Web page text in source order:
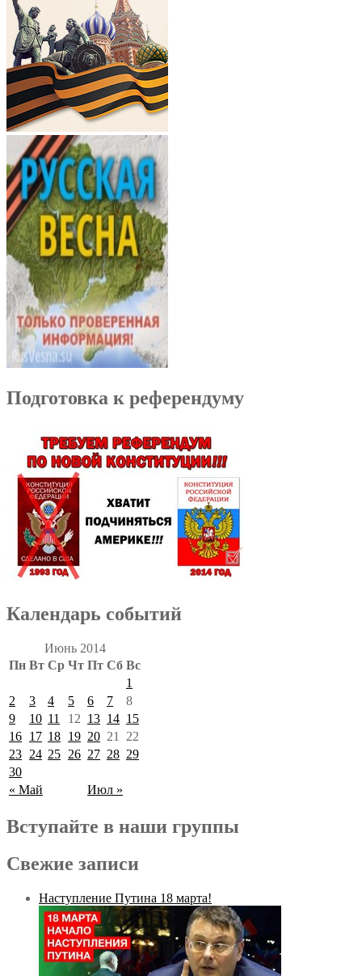
Подготовка к референдуму
Календарь событий
Июнь 2014
Пн Вт Ср Чт Пт Сб Вс
« Май Июл »
1
2
3 4 5 6 7
8
9
10 11 12 13 14 15
16 17 18 19 20 21
22
23 24 25 26 27 28 29
30
Вступайте в наши группы
Свежие записи
Наступление Путина 18 марта!